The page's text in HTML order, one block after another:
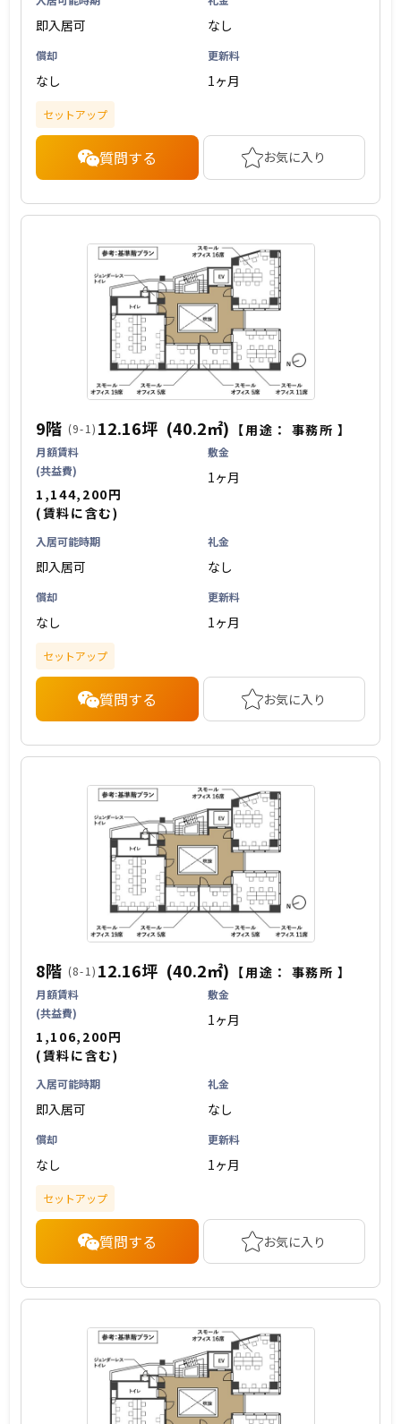
即入居可 なし
償却
なし
更新料
1ヶ月
セットアップ
質問する お気に入り
9階 (9-1) 12.16坪 (40.2㎡) 【用途： 事務所 】
月額賃料
(共益費)
1,144,200円
(賃料に含む)
敷金
1ヶ月
入居可能時期
即入居可
礼金
なし
償却
なし
更新料
1ヶ月
セットアップ
質問する お気に入り
8階 (8-1) 12.16坪 (40.2㎡) 【用途： 事務所 】
月額賃料
(共益費)
1,106,200円
(賃料に含む)
敷金
1ヶ月
入居可能時期
即入居可
礼金
なし
償却
なし
更新料
1ヶ月
セットアップ
質問する お気に入り